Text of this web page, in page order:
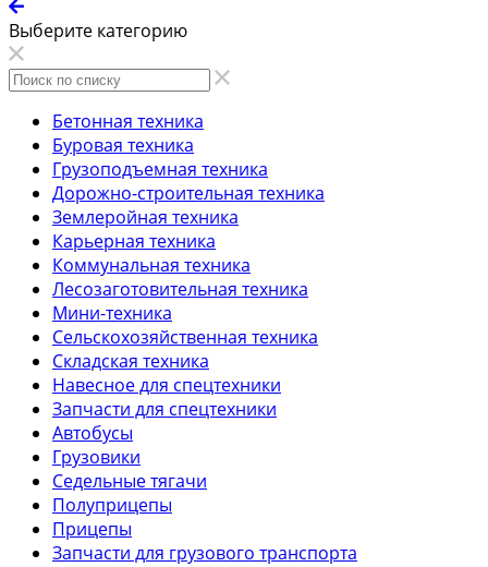
Выберите категорию
Бетонная техника
Буровая техника
Грузоподъемная техника
Дорожно-строительная техника
Землеройная техника
Карьерная техника
Коммунальная техника
Лесозаготовительная техника
Мини-техника
Сельскохозяйственная техника
Складская техника
Навесное для спецтехники
Запчасти для спецтехники
Автобусы
Грузовики
Седельные тягачи
Полуприцепы
Прицепы
Запчасти для грузового транспорта